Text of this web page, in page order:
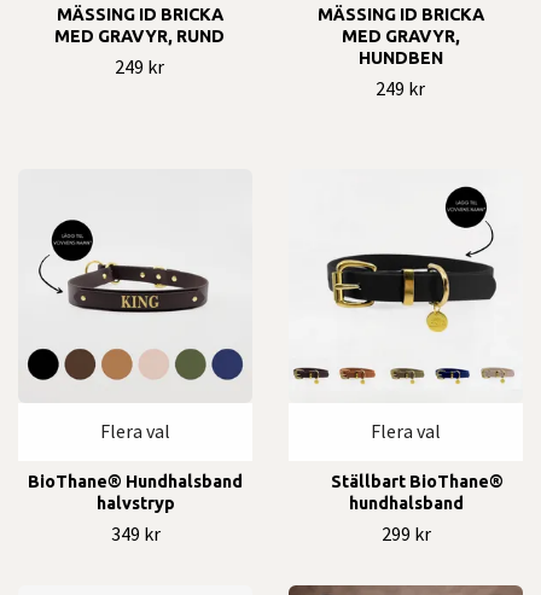
MÄSSING ID BRICKA
MED GRAVYR, RUND
249 kr
MÄSSING ID BRICKA
MED GRAVYR,
HUNDBEN
249 kr
Flera val
BioThane® Hundhalsband
halvstryp
349 kr
Flera val
Ställbart BioThane®
hundhalsband
299 kr